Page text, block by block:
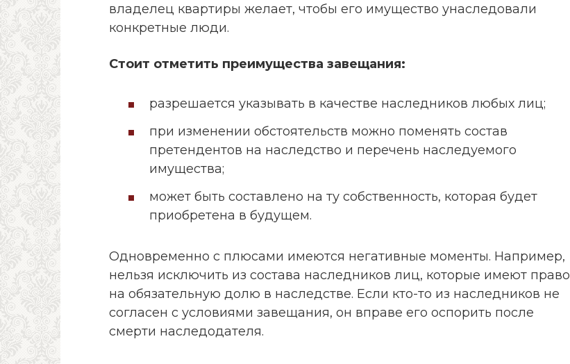
владелец квартиры желает, чтобы его имущество унаследовали
конкретные люди.
Стоит отметить преимущества завещания:
разрешается указывать в качестве наследников любых лиц;
при изменении обстоятельств можно поменять состав
претендентов на наследство и перечень наследуемого
имущества;
может быть составлено на ту собственность, которая будет
приобретена в будущем.
Одновременно с плюсами имеются негативные моменты. Например,
нельзя исключить из состава наследников лиц, которые имеют право
на обязательную долю в наследстве. Если кто-то из наследников не
согласен с условиями завещания, он вправе его оспорить после
смерти наследодателя.